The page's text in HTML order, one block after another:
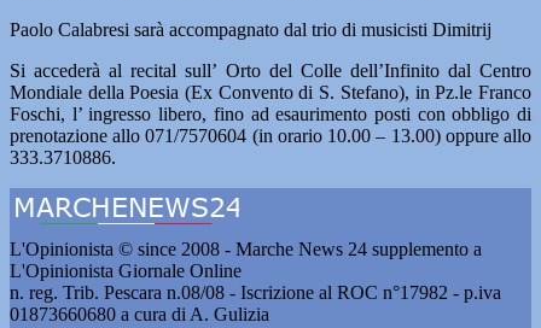
Paolo Calabresi sarà accompagnato dal trio di musicisti Dimitrij
Si accederà al recital sull’ Orto del Colle dell’Infinito dal Centro
Mondiale della Poesia (Ex Convento di S. Stefano), in Pz.le Franco
Foschi, l’ ingresso libero, fino ad esaurimento posti con obbligo di
prenotazione allo 071/7570604 (in orario 10.00 – 13.00) oppure allo
333.3710886.
L'Opinionista © since 2008 - Marche News 24 supplemento a
L'Opinionista Giornale Online
n. reg. Trib. Pescara n.08/08 - Iscrizione al ROC n°17982 - p.iva
01873660680 a cura di A. Gulizia